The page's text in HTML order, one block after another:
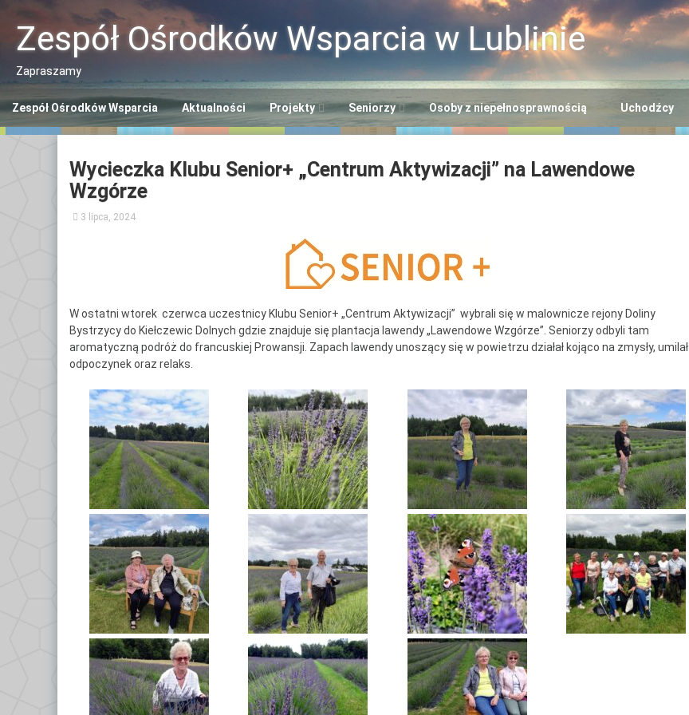
treściZespół Ośrodków Wsparcia w Lublinie
Zapraszamy
Zespół Ośrodków Wsparcia Aktualności Projekty
Seniorzy ASY”
Opaska SOS dla Seniora
Polityka Senioralna EFS
Seniorzy
Socjalnych
Centrum Dziennego
Pobytu nr 2
Centrum Dziennego
Pobytu nr 3
Pobytu nr 4
Dom Senior+
Kluby Seniora
Klub Senior+
Klub Seniora Wieniawa i
Głusk
Klub Seniora Nad
Bystrzycą
Osoby z niepełnosprawnością
Mieszkalne
Ośrodek Wsparcia dla
Osób z
“Benjamin”
Uchodźcy
Wycieczka Klubu Senior+ „Centrum Aktywizacji” na Lawendowe
Wzgórze
3 lipca, 2024
W ostatni wtorek czerwca uczestnicy Klubu Senior+ „Centrum Aktywizacji” wybrali się w malownicze rejony Doliny
Bystrzycy do Kiełczewic Dolnych gdzie znajduje się plantacja lawendy „Lawendowe Wzgórze”. Seniorzy odbyli tam
aromatyczną podróż do francuskiej Prowansji. Zapach lawendy unoszący się w powietrzu działał kojąco na zmysły, umilał
odpoczynek oraz relaks.